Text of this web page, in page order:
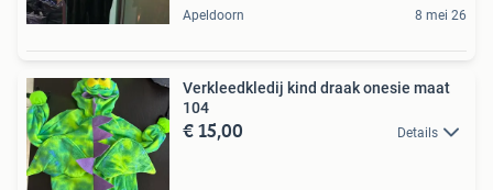
Apeldoorn 8 mei 26
Verkleedkledij kind draak onesie maat
104
€ 15,00 Details